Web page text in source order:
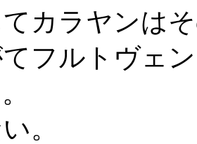
カラヤンは
てフルトヴェ
。